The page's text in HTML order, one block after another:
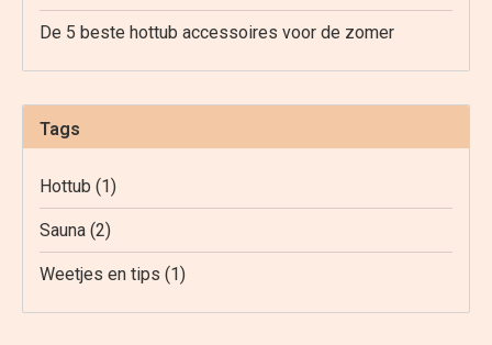
De 5 beste hottub accessoires voor de zomer
Tags
Hottub (1)
Sauna (2)
Weetjes en tips (1)